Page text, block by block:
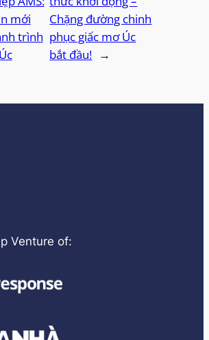
mới
trình
Chặng đường chinh
phục giấc mơ Úc
bắt đầu! →
Venture of: